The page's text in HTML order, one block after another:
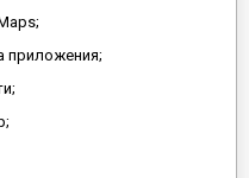
приложения;